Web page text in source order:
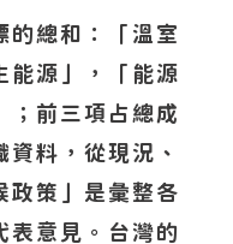
的總和：「溫室
能源」，「能源
；前三項占總成
料，從現況、
政策」是彙整各
表意見。台灣的